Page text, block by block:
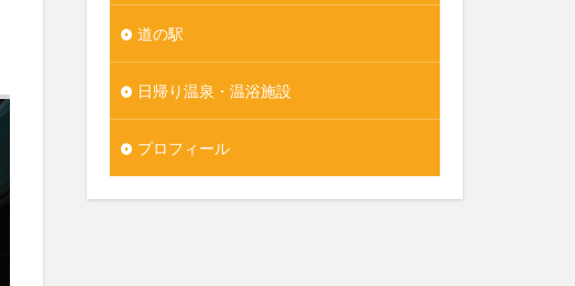
道の駅
日帰り温泉・温浴施設
プロフィール